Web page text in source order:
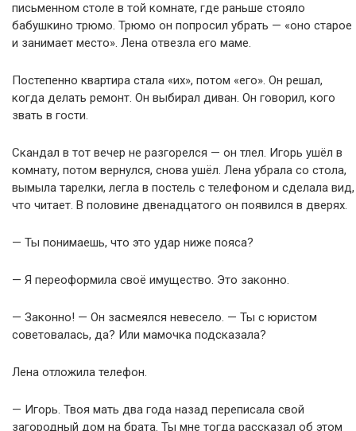
письменном столе в той комнате, где раньше стояло
бабушкино трюмо. Трюмо он попросил убрать — «оно старое
и занимает место». Лена отвезла его маме.
Постепенно квартира стала «их», потом «его». Он решал,
когда делать ремонт. Он выбирал диван. Он говорил, кого
звать в гости.
Скандал в тот вечер не разгорелся — он тлел. Игорь ушёл в
комнату, потом вернулся, снова ушёл. Лена убрала со стола,
вымыла тарелки, легла в постель с телефоном и сделала вид,
что читает. В половине двенадцатого он появился в дверях.
— Ты понимаешь, что это удар ниже пояса?
— Я переоформила своё имущество. Это законно.
— Законно! — Он засмеялся невесело. — Ты с юристом
советовалась, да? Или мамочка подсказала?
Лена отложила телефон.
— Игорь. Твоя мать два года назад переписала свой
загородный дом на брата. Ты мне тогда рассказал об этом